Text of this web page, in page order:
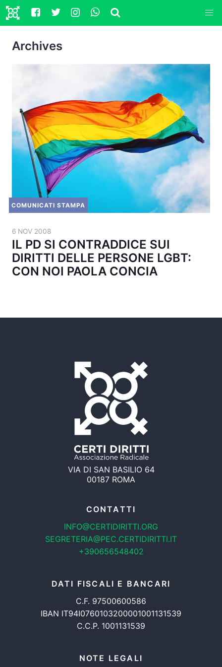
Archives
COMUNICATI STAMPA
6 NOV 2008
IL PD SI CONTRADDICE SUI
DIRITTI DELLE PERSONE LGBT:
CON NOI PAOLA CONCIA
VIA DI SAN BASILIO 64
00187 ROMA
CONTATTI
INFO@CERTIDIRITTI.ORG
SEGRETERIA@PEC.CERTIDIRITTI.IT
+390656548402
DATI FISCALI E BANCARI
C.F. 97500600586
IBAN IT94I0760103200001001131539
C.C.P. 1001131539
NOTE LEGALI